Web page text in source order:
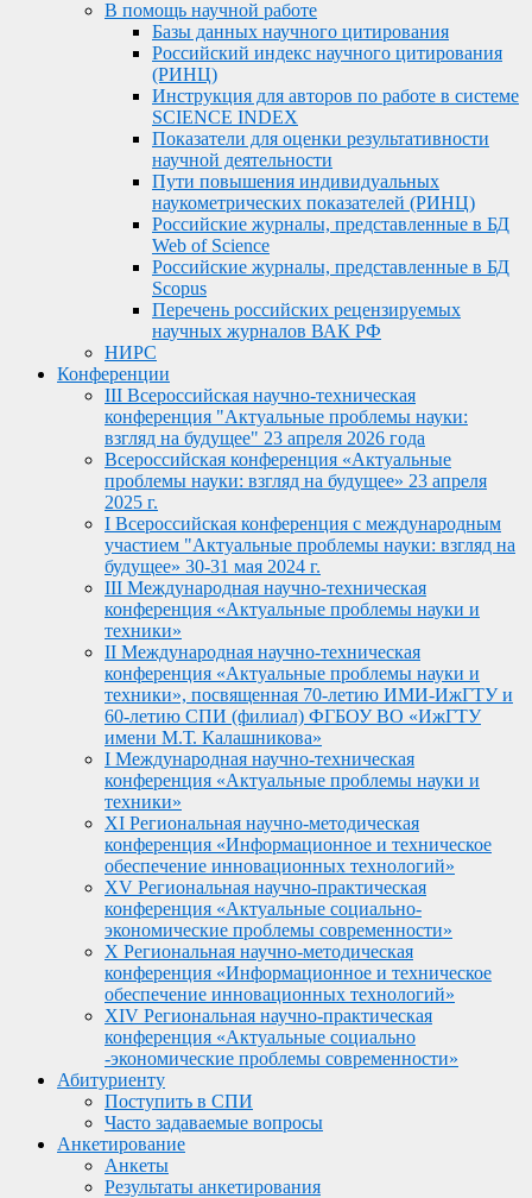
В помощь научной работе
Базы данных научного цитирования
Российский индекс научного цитирования
(РИНЦ)
Инструкция для авторов по работе в системе
SCIENCE INDEX
Показатели для оценки результативности
научной деятельности
Пути повышения индивидуальных
наукометрических показателей (РИНЦ)
Российские журналы, представленные в БД
Web of Science
Российские журналы, представленные в БД
Scopus
Перечень российских рецензируемых
научных журналов ВАК РФ
НИРС
Конференции
III Всероссийская научно-техническая
конференция "Актуальные проблемы науки:
взгляд на будущее" 23 апреля 2026 года
Всероссийская конференция «Актуальные
проблемы науки: взгляд на будущее» 23 апреля
2025 г.
I Всероссийская конференция с международным
участием "Актуальные проблемы науки: взгляд на
будущее» 30-31 мая 2024 г.
III Международная научно-техническая
конференция «Актуальные проблемы науки и
техники»
II Международная научно-техническая
конференция «Актуальные проблемы науки и
техники», посвященная 70-летию ИМИ-ИжГТУ и
60-летию СПИ (филиал) ФГБОУ ВО «ИжГТУ
имени М.Т. Калашникова»
I Международная научно-техническая
конференция «Актуальные проблемы науки и
техники»
XI Региональная научно-методическая
конференция «Информационное и техническое
обеспечение инновационных технологий»
XV Региональная научно-практическая
конференция «Актуальные социально-
экономические проблемы современности»
X Региональная научно-методическая
конференция «Информационное и техническое
обеспечение инновационных технологий»
XIV Региональная научно-практическая
конференция «Актуальные социально
-экономические проблемы современности»
Абитуриенту
Поступить в СПИ
Часто задаваемые вопросы
Анкетирование
Анкеты
Результаты анкетирования